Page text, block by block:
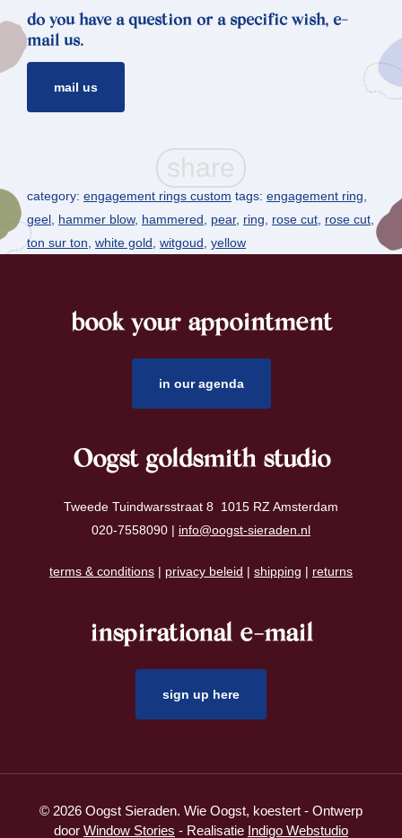
do you have a question or a specific wish, e-
mail us.
mail us
category: engagement rings custom tags: engagement ring
geel hammer blow, hammered pear, ring rose cut rose cut
ton sur ton white gold witgoud yellow
book your appointment
in our agenda
Oogst goldsmith studio
Tweede Tuindwarsstraat 8 1015 RZ Amsterdam
020-7558090 | info@oogst-sieraden.nl
terms & conditions | privacy beleid | shipping | returns
inspirational e-mail
sign up here
© 2026 Oogst Sieraden. Wie Oogst, koestert - Ontwerp
door Window Stories - Realisatie Indigo Webstudio